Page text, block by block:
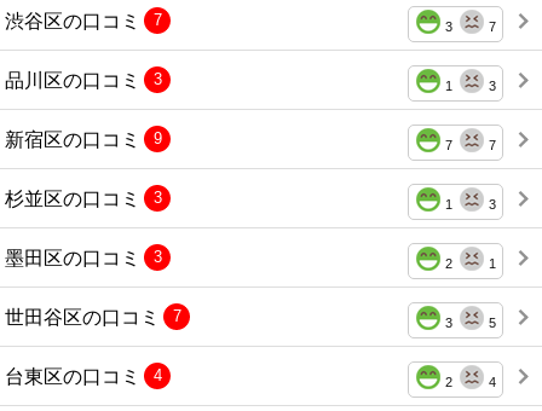
渋谷区の口コミ 3 7
7
品川区の口コミ 1 3
3
新宿区の口コミ 7 7
9
杉並区の口コミ 1 3
3
墨田区の口コミ 2 1
3
世田谷区の口コミ 3 5
7
台東区の口コミ 2 4
4